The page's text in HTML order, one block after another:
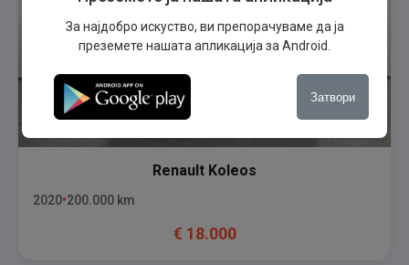
Renault Koleos
2020 200.000 km
€ 18.000
За најдобро искуство, ви препорачуваме да ја
преземете нашата апликација за Android.
Затвори